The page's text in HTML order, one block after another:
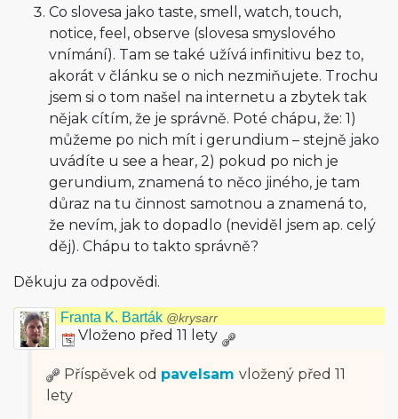
Co slovesa jako taste, smell, watch, touch,
notice, feel, observe (slovesa smyslového
vnímání). Tam se také užívá infinitivu bez to,
akorát v článku se o nich nezmiňujete. Trochu
jsem si o tom našel na internetu a zbytek tak
nějak cítím, že je správně. Poté chápu, že: 1)
můžeme po nich mít i gerundium – stejně jako
uvádíte u see a hear, 2) pokud po nich je
gerundium, znamená to něco jiného, je tam
důraz na tu činnost samotnou a znamená to,
že nevím, jak to dopadlo (neviděl jsem ap. celý
děj). Chápu to takto správně?
Děkuju za odpovědi.
Franta K. Barták @krysarr
Vloženo před 11 lety
Příspěvek od pavelsam vložený před 11
lety